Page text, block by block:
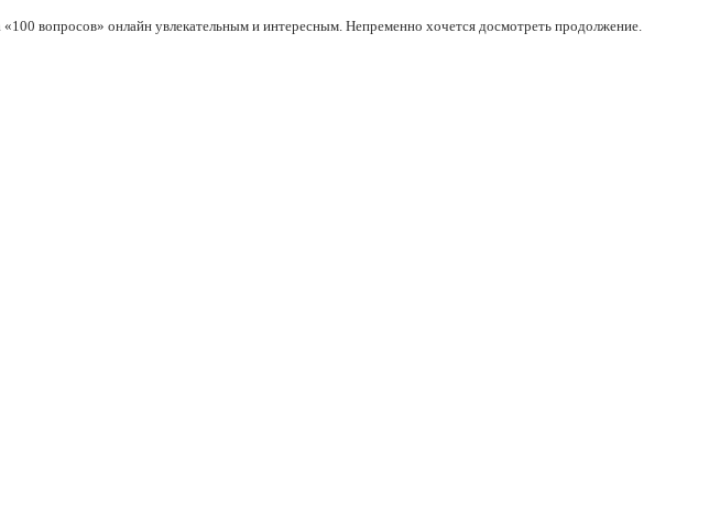
вопросов» онлайн увлекательным и интересным. Непременно хочется досмотреть продолжение.